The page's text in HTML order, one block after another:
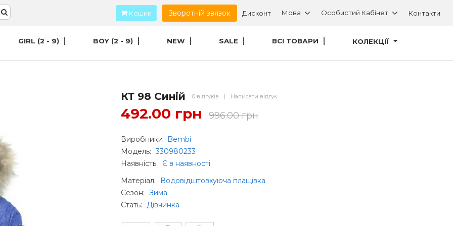
Кошик Зворотній звязок Дисконт Мова Особистий Кабінет Контакти
GIRL (2 - 9) BOY (2 - 9) NEW SALE ВСІ ТОВАРИ КОЛЕКЦІЇ
КТ 98 Синій 0 відгуків | Написати відгук
492.00 грн 996.00 грн
Виробники
Bembi
Модель: 330980233
Наявність:
Є в наявності
Матеріал:
Водовідштовхуюча плащівка
Сезон: Зима
Стать: Дівчинка